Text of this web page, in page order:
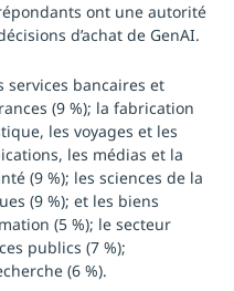
ont une autorité
d’achat de GenAI.
services bancaires et
(9 %); la fabrication
les voyages et les
les médias et la
(9 %); les sciences de la
(9 %); et les biens
(5 %); le secteur
publics (7 %);
(6 %).